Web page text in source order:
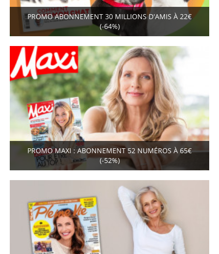
PROMO ABONNEMENT 30 MILLIONS D'AMIS À 22€
(-64%)
PROMO MAXI : ABONNEMENT 52 NUMÉROS À 65€
(-52%)